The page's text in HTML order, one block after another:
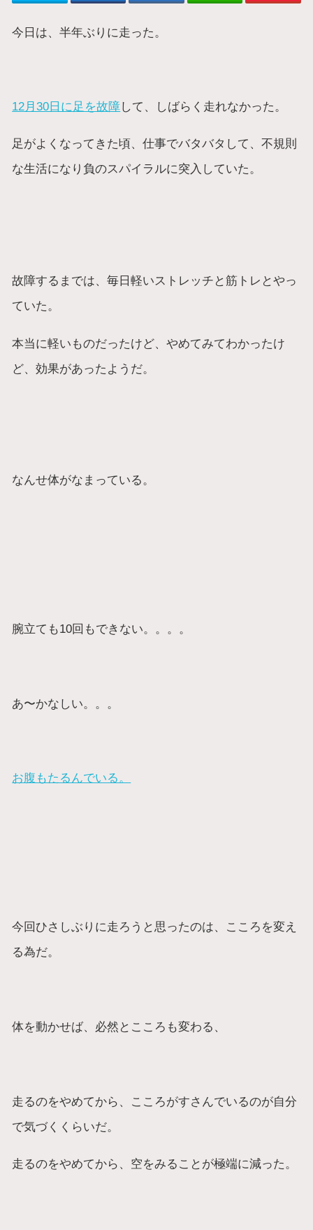
今日は、半年ぶりに走った。
12月30日に足を故障して、しばらく走れなかった。
足がよくなってきた頃、仕事でバタバタして、不規則
な生活になり負のスパイラルに突入していた。
故障するまでは、毎日軽いストレッチと筋トレとやっ
ていた。
本当に軽いものだったけど、やめてみてわかったけ
ど、効果があったようだ。
なんせ体がなまっている。
腕立ても10回もできない。。。。
あ〜かなしい。。。
お腹もたるんでいる。
今回ひさしぶりに走ろうと思ったのは、こころを変え
る為だ。
体を動かせば、必然とこころも変わる、
走るのをやめてから、こころがすさんでいるのが自分
で気づくくらいだ。
走るのをやめてから、空をみることが極端に減った。